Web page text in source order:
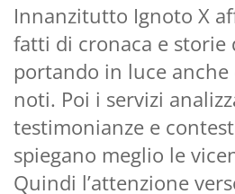
Innanzitutto Ignoto X
fatti di cronaca e storie
portando in luce
noti. Poi i servizi
testimonianze e
spiegano meglio le
Quindi l’attenzione